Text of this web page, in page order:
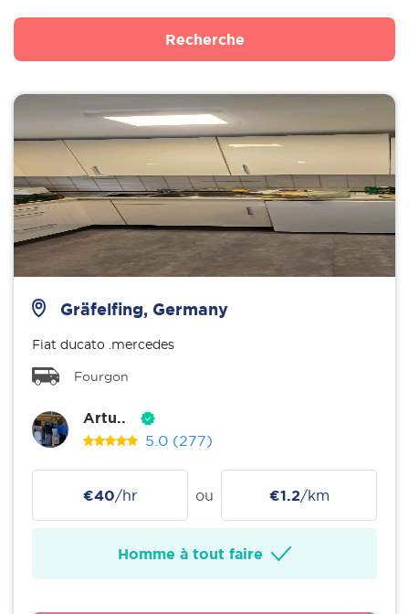
Recherche
Gräfelfing, Germany
Fiat ducato .mercedes
Fourgon
Artu..
5.0 (277)
€40/hr ou €1.2/km
Homme à tout faire